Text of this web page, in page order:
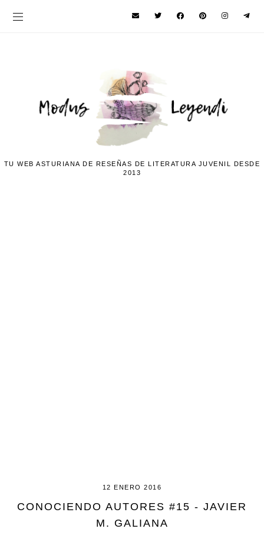
TU WEB ASTURIANA DE RESEÑAS DE LITERATURA JUVENIL DESDE
2013
12 ENERO 2016
CONOCIENDO AUTORES #15 - JAVIER
M. GALIANA